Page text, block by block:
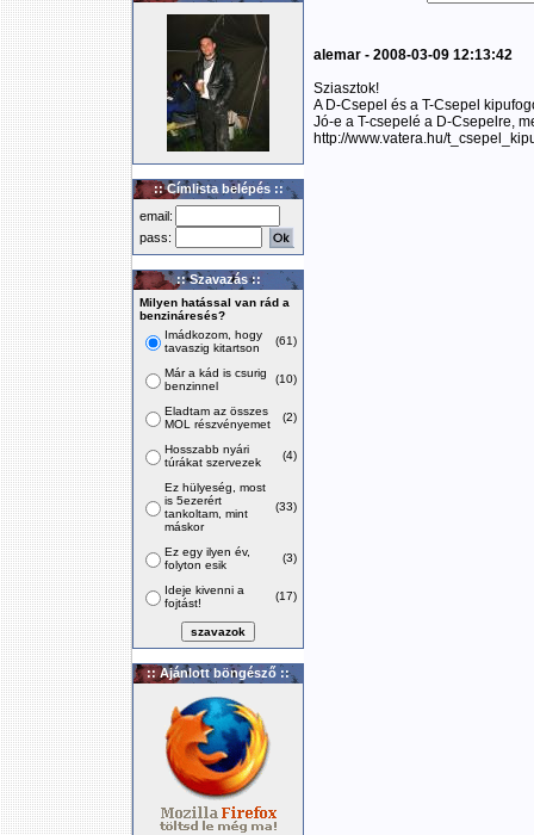
:: Címlista belépés ::
email:
pass:
:: Szavazás ::
Milyen hatással van rád a
benzináresés?
Imádkozom, hogy
tavaszig kitartson
(61)
Már a kád is csurig
benzinnel
(10)
Eladtam az összes
MOL részvényemet
(2)
Hosszabb nyári
túrákat szervezek
(4)
Ez hülyeség, most
is 5ezerért
tankoltam, mint
máskor
(33)
Ez egy ilyen év,
folyton esik
(3)
Ideje kivenni a
fojtást!
(17)
:: Ajánlott böngésző ::
alemar - 2008-03-09 12:13:42
Sziasztok!
A D-Csepel és a T-Csepel
Jó-e a T-csepelé a D-Csepelre,
http://www.vatera.hu/